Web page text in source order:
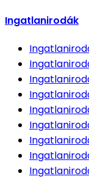
Ingatlanirodák